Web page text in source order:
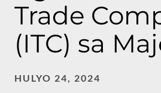
Trade
(ITC) sa
HULYO 24, 2024